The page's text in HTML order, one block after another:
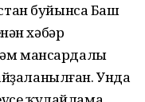
буйынса Баш
хәбәр
мансардалы
Унда